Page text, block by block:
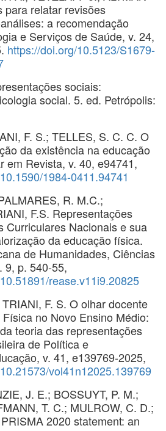
para relatar revisões
a recomendação
e Serviços de Saúde, v. 24,
https://doi.org/10.5123/S1679-
sociais:
social. 5. ed. Petrópolis:
F. S.; TELLES, S. C. C. O
da existência na educação
em Revista, v. 40, e94741,
1984-0411.94741
R. M.C.;
F.S. Representações
Curriculares Nacionais e sua
da educação física.
de Humanidades, Ciências
9, p. 540-55,
rease.v11i9.20825
F. S. O olhar docente
no Novo Ensino Médio:
teoria das representações
de Política e
v. 41, e139769-2025,
vol41n12025.139769
J. E.; BOSSUYT, P. M.;
T. C.; MULROW, C. D.;
2020 statement: an